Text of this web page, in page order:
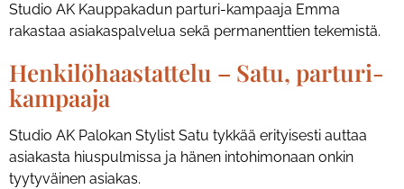
Studio AK Kauppakadun parturi-kampaaja Emma
rakastaa asiakaspalvelua sekä permanenttien tekemistä.
Henkilöhaastattelu – Satu, parturi-
kampaaja
Studio AK Palokan Stylist Satu tykkää erityisesti auttaa
asiakasta hiuspulmissa ja hänen intohimonaan onkin
tyytyväinen asiakas.